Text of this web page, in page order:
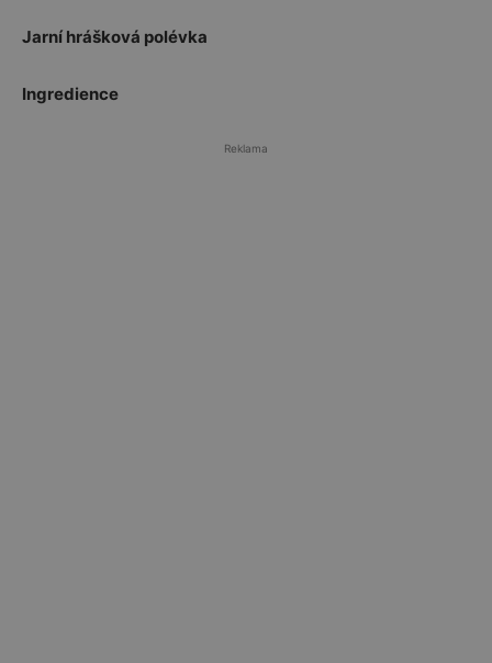
Jarní hrášková polévka
Ingredience
Reklama